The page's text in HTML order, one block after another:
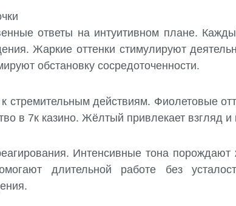
ответы на интуитивном плане.
Жаркие оттенки стимулируют
обстановку сосредоточенности.
стремительным действиям. Фиолетовые
в 7к казино. Жёлтый привлекает взгляд
Интенсивные тона порождают
длительной работе без